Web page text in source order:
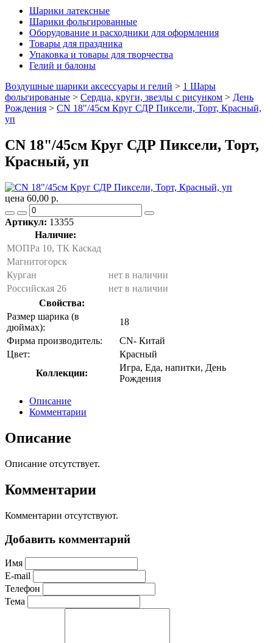
Шарики латексные
Шарики фольгированные
Оборудование и расходники для оформления
Товары для праздника
Упаковка и товары для творчества
Гелий и балоны
Воздушные шарики аксессуары и гелий > 1 Шары
фольгированые > Сердца, круги, звезды с рисунком > День
Рождения > CN 18"/45см Круг СДР Пиксели, Торт, Красный,
уп
CN 18"/45см Круг СДР Пиксели, Торт,
Красный, уп
цена 60,00 р.
Артикул: 13355
Наличие:
МОПРа 10, ТК Каскад
Магнитогорск
Курган
нет в наличии
Российская 26
нет в наличии
Свойства:
Размер шарика (в
дюймах):
18
Фирма производитель:
CN- Китай
Цвет:
Красный
Коллекции:
Игра, Еда, напитки, День
Рождения
Описание
Комментарии
Описание
Описание отсутствует.
Комментарии
Комментарии отсутствуют.
Добавить комментарий
Имя
E-mail
Телефон
Тема